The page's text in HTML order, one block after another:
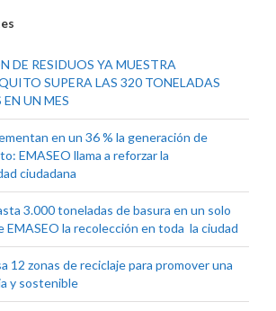
DE RESIDUOS YA MUESTRA
SUPERA LAS 320 TONELADAS
UN MES
en un 36 % la generación de
EMASEO llama a reforzar la
ciudadana
3.000 toneladas de basura en un solo
EMASEO la recolección en toda la ciudad
12 zonas de reciclaje para promover una
y sostenible